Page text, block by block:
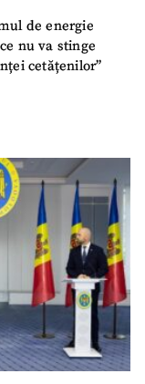
de energie
nu va stinge
cetățenilor”